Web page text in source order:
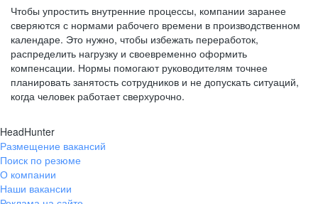
Чтобы упростить внутренние процессы, компании заранее
сверяются с нормами рабочего времени в производственном
календаре. Это нужно, чтобы избежать переработок,
распределить нагрузку и своевременно оформить
компенсации. Нормы помогают руководителям точнее
планировать занятость сотрудников и не допускать ситуаций,
когда человек работает сверхурочно.
HeadHunter
Размещение вакансий
Поиск по резюме
О компании
Наши вакансии